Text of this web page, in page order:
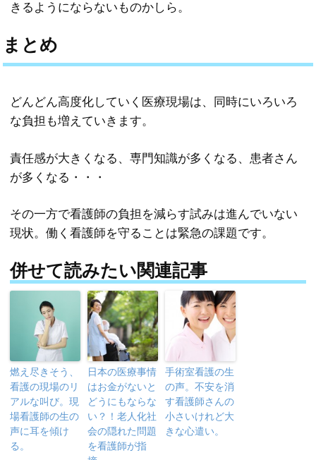
きるようにならないものかしら。
まとめ
どんどん高度化していく医療現場は、同時にいろいろ
な負担も増えていきます。
責任感が大きくなる、専門知識が多くなる、患者さん
が多くなる・・・
その一方で看護師の負担を減らす試みは進んでいない
現状。働く看護師を守ることは緊急の課題です。
併せて読みたい関連記事
燃え尽きそう、
看護の現場のリ
アルな叫び。現
場看護師の生の
声に耳を傾け
る。
日本の医療事情
はお金がないと
どうにもならな
い？！老人化社
会の隠れた問題
を看護師が指
手術室看護の生
の声。不安を消
す看護師さんの
小さいけれど大
きな心遣い。